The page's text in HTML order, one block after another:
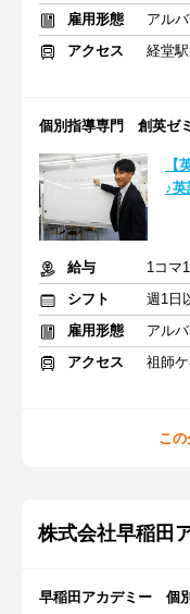
雇用形態
アル
アクセス
経堂
個別指導専門 創英ゼ
【
♪
給与
シフト
雇用形態
アル
アクセス
祖師
こ
株式会社早稲田
早稲田アカデミー 個